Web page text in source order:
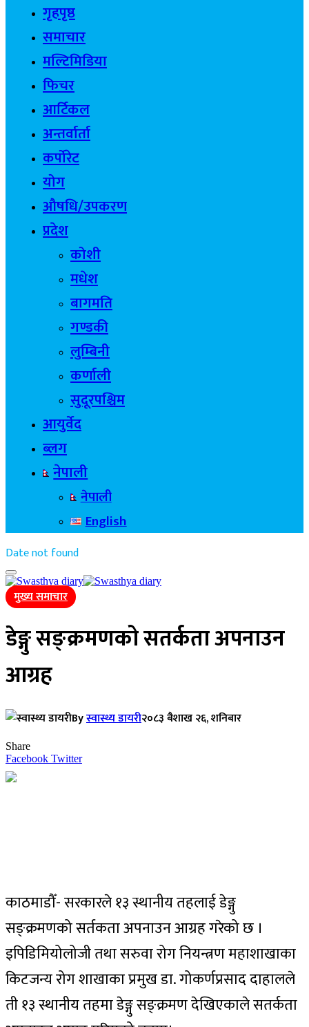
गृहपृष्ठ
समाचार
मल्टिमिडिया
फिचर
आर्टिकल
अन्तर्वार्ता
कर्पोरेट
योग
औषधि/उपकरण
प्रदेश
कोशी
मधेश
बागमति
गण्डकी
लुम्बिनी
कर्णाली
सुदूरपश्चिम
आयुर्वेद
ब्लग
नेपाली
नेपाली
English
Date not found
मुख्य समाचार
डेङ्गु सङ्क्रमणको सतर्कता अपनाउन
आग्रह
Byस्वास्थ्य डायरी२०८३ बैशाख २६, शनिबार
Share
Facebook Twitter
काठमाडौँ- सरकारले १३ स्थानीय तहलाई डेङ्गु
सङ्क्रमणको सर्तकता अपनाउन आग्रह गरेको छ ।
इपिडिमियोलोजी तथा सरुवा रोग नियन्त्रण महाशाखाका
किटजन्य रोग शाखाका प्रमुख डा. गोकर्णप्रसाद दाहालले
ती १३ स्थानीय तहमा डेङ्गु सङ्क्रमण देखिएकाले सतर्कता